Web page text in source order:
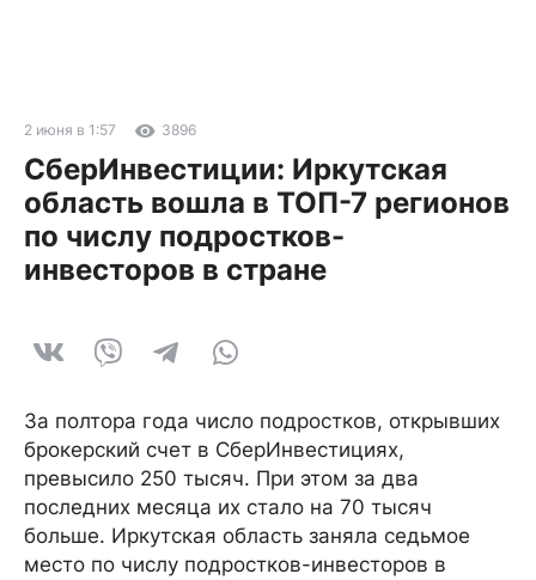
2 июня в 1:57 3896
СберИнвестиции: Иркутская
область вошла в ТОП-7 регионов
по числу подростков-
инвесторов в стране
За полтора года число подростков, открывших
брокерский счет в СберИнвестициях,
превысило 250 тысяч. При этом за два
последних месяца их стало на 70 тысяч
больше. Иркутская область заняла седьмое
место по числу подростков-инвесторов в